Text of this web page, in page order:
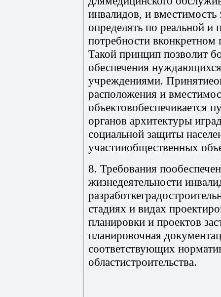
инвалидов, и вместимость
определять по реальной и
потребности
Такой принцип позволит
обеспечения
учреждениями.
расположения и
объектовобеспечивается
органов архитектуры
социальной защиты
участииобщественных
8. Требования
жизнедеятельности
стадиях и видах
планировки и проектов
планировочная
соответствующих
областистроительства.